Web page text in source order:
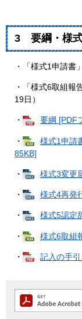
3 要綱・様式
・「様式1申請書
・「様式6取組報
19日）
・ 要綱 [PDF
・
様式1申請
85KB]
・ 様式3変更
・ 様式4再発
・ 様式5認定
・ 様式6取組
・ 記入の手